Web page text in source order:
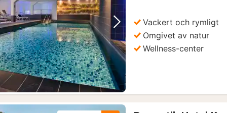
Föregående bild Nästa bild
Vackert och rymligt
Omgivet av natur
Wellness-center